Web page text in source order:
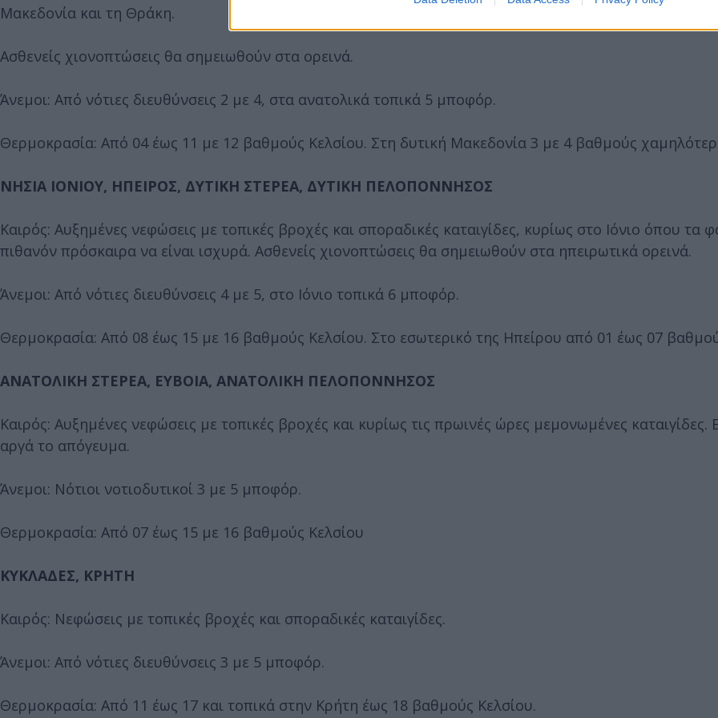
Μακεδονία και τη Θράκη.
Ασθενείς χιονοπτώσεις θα σημειωθούν στα ορεινά.
Άνεμοι: Από νότιες διευθύνσεις 2 με 4, στα ανατολικά τοπικά 5 μποφόρ.
Θερμοκρασία: Από 04 έως 11 με 12 βαθμούς Κελσίου. Στη δυτική Μακεδονία 3 με 4 βαθμούς
ΝΗΣΙΑ ΙΟΝΙΟΥ, ΗΠΕΙΡΟΣ, ΔΥΤΙΚΗ ΣΤΕΡΕΑ, ΔΥΤΙΚΗ ΠΕΛΟΠΟΝΝΗΣΟΣ
Καιρός: Αυξημένες νεφώσεις με τοπικές βροχές και σποραδικές καταιγίδες, κυρίως στο Ιόνιο όπου τα
πιθανόν πρόσκαιρα να είναι ισχυρά. Ασθενείς χιονοπτώσεις θα σημειωθούν στα ηπειρωτικά ορεινά.
Άνεμοι: Από νότιες διευθύνσεις 4 με 5, στο Ιόνιο τοπικά 6 μποφόρ.
Θερμοκρασία: Από 08 έως 15 με 16 βαθμούς Κελσίου. Στο εσωτερικό της Ηπείρου από 01 έως 07
ΑΝΑΤΟΛΙΚΗ ΣΤΕΡΕΑ, ΕΥΒΟΙΑ, ΑΝΑΤΟΛΙΚΗ ΠΕΛΟΠΟΝΝΗΣΟΣ
Καιρός: Αυξημένες νεφώσεις με τοπικές βροχές και κυρίως τις πρωινές ώρες μεμονωμένες καταιγίδες.
αργά το απόγευμα.
Άνεμοι: Νότιοι νοτιοδυτικοί 3 με 5 μποφόρ.
Θερμοκρασία: Από 07 έως 15 με 16 βαθμούς Κελσίου
ΚΥΚΛΑΔΕΣ, ΚΡΗΤΗ
Καιρός: Νεφώσεις με τοπικές βροχές και σποραδικές καταιγίδες.
Άνεμοι: Από νότιες διευθύνσεις 3 με 5 μποφόρ.
Θερμοκρασία: Από 11 έως 17 και τοπικά στην Κρήτη έως 18 βαθμούς Κελσίου.